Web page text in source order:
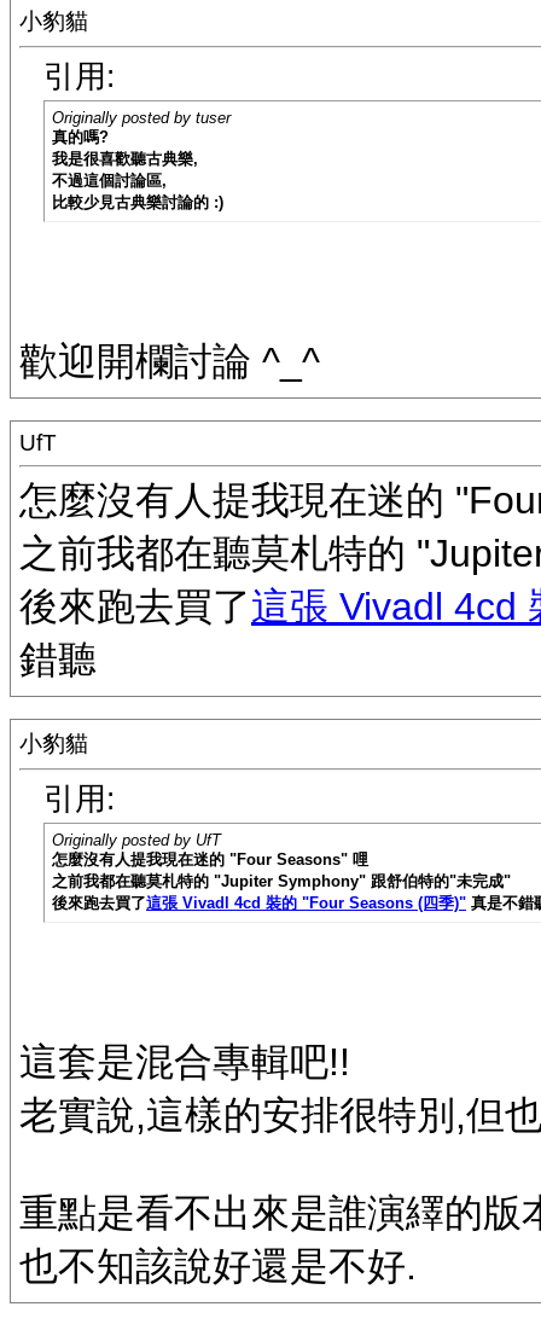
小豹貓
引用:
Originally posted by tuser
真的嗎?
我是很喜歡聽古典樂,
不過這個討論區,
比較少見古典樂討論的 :)
歡迎開欄討論 ^_^
UfT
怎麼沒有人提我現在迷的
之前我都在聽莫札特的
後來跑去買了這張 Vivadl 4cd
錯聽
小豹貓
引用:
Originally posted by UfT
怎麼沒有人提我現在迷的 "Four Seasons" 哩
之前我都在聽莫札特的 "Jupiter Symphony" 跟舒伯特的"未完成"
後來跑去買了這張 Vivadl 4cd 裝的 "Four Seasons (四季)" 真是不錯
這套是混合專輯吧!!
老實說,這樣的安排很特別,但
重點是看不出來是誰演繹的
也不知該說好還是不好.